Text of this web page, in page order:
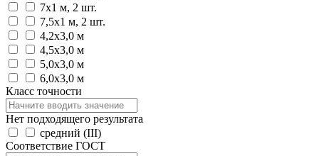
7х1 м, 2 шт.
7,5х1 м, 2 шт.
4,2х3,0 м
4,5х3,0 м
5,0х3,0 м
6,0х3,0 м
Класс точности
Нет подходящего результата
средний (III)
Соответствие ГОСТ